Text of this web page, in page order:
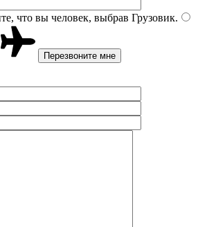
что вы человек, выбрав Грузовик.